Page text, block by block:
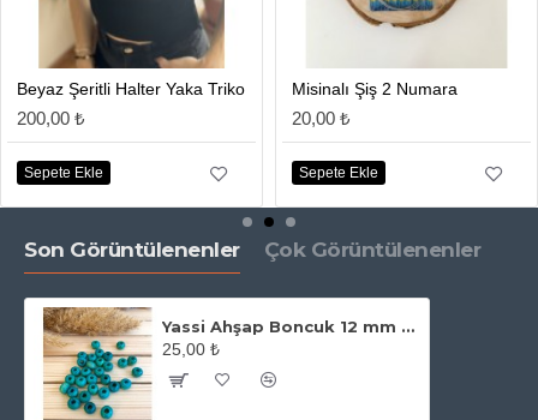
Beyaz Şeritli Halter Yaka Triko
200,00 ₺
Sepete Ekle
Misinalı Şiş 2 Numara
20,00 ₺
Sepete Ekle
Son Görüntülenenler Çok Görüntülenenler
Yassi Ahşap Boncuk 12 mm Turkuaz
25,00 ₺